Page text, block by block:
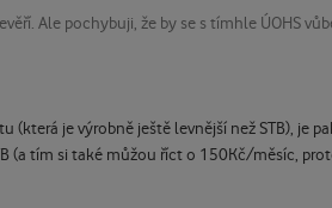
Ale pochybuji, že by se s tímhle ÚOHS
je výrobně ještě levnější než STB), je
(a tím si také můžou říct o 150Kč/měsíc,